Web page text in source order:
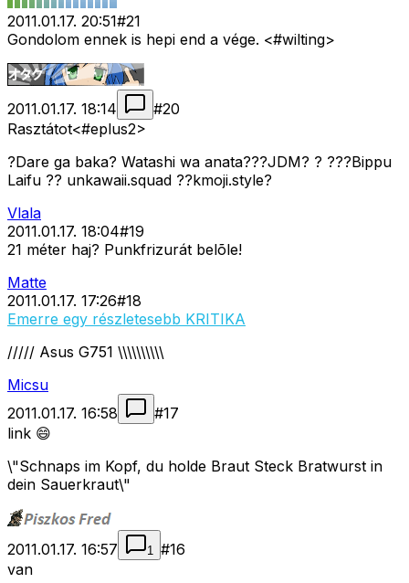
2011.01.17. 20:51#21
Gondolom ennek is hepi end a vége. <#wilting>
2011.01.17. 18:14 #20
Rasztátot<#eplus2>
?Dare ga baka? Watashi wa anata???JDM? ? ???Bippu
Laifu ?? unkawaii.squad ??kmoji.style?
Vlala
2011.01.17. 18:04#19
21 méter haj? Punkfrizurát belõle!
Matte
2011.01.17. 17:26#18
Emerre egy részletesebb KRITIKA
///// Asus G751 \\\\\\\\\\
Micsu
2011.01.17. 16:58
#17
link 😄
\"Schnaps im Kopf, du holde Braut Steck Bratwurst in
dein Sauerkraut\"
2011.01.17. 16:57 1 #16
van